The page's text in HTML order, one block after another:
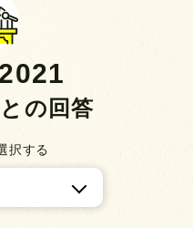
の回答
択する